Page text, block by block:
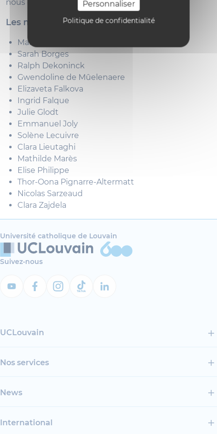
Personnaliser
Politique de confidentialité
nous contacter
à l’adresse suivante
Les membres du groupe de travail :
Marta Battisti
Sarah Borges
Ralph Dekoninck
Gwendoline de Mûelenaere
Elizaveta Falkova
Ingrid Falque
Julie Glodt
Emmanuel Joly
Solène Lecuivre
Clara Lieutaghi
Mathilde Marès
Elise Philippe
Thor-Oona Pignarre-Altermatt
Nicolas Sarzeaud
Clara Zajdela
Université catholique de Louvain
Suivez-nous
UCLouvain
Nos services
News
International